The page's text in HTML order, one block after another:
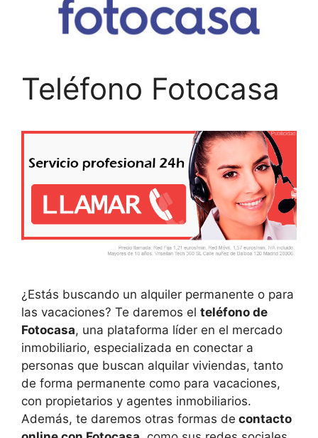
Teléfono Fotocasa
¿Estás buscando un alquiler permanente o para
las vacaciones? Te daremos el teléfono de
Fotocasa, una plataforma líder en el mercado
inmobiliario, especializada en conectar a
personas que buscan alquilar viviendas, tanto
de forma permanente como para vacaciones,
con propietarios y agentes inmobiliarios.
Además, te daremos otras formas de contacto